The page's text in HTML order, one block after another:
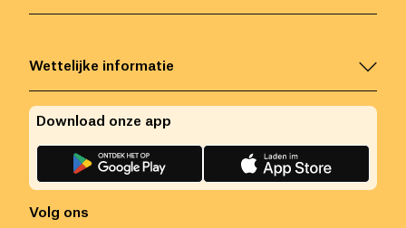
Wettelijke informatie
Volg ons
Download onze app